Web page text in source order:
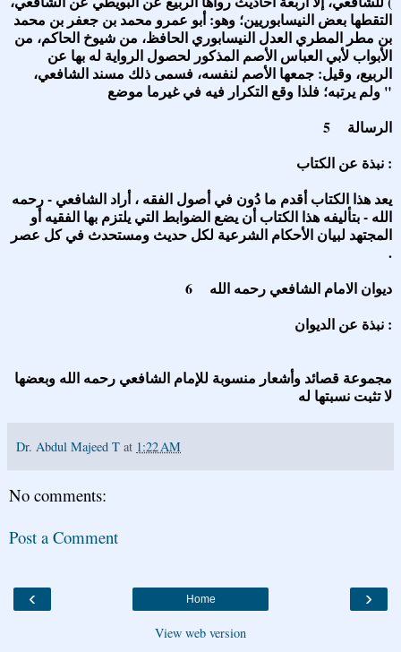
التقطها بعض النيسابوريين؛ وهو: أبو عمرو محمد بن جعفر بن محمد
بن مطر المطري العدل النيسابوري الحافظ، من شيوخ الحاكم، من
الأبواب لأبي العباس الأصم المذكور لحصول الرواية له بها عن
الربيع، وقيل: جمعها الأصم لنفسه، فسمى ذلك مسند الشافعي،
ولم يرتبه؛ فلذا وقع التكرار فيه في غيرما موضع "
5 الرسالة
نبذة عن الكتاب :
يعد هذا الكتاب أقدم ما دُون في أصول الفقه ، أراد الشافعي - رحمه
الله - بتأليفه هذا الكتاب أن يضع الضوابط التي يلتزم بها الفقيه أو
المجتهد لبيان الأحكام الشرعية لكل حديث ومستحدث في كل عصر
.
6 ديوان الامام الشافعي رحمه الله
نبذة عن الديوان :
مجموعة قصائد وأشعار منسوبة للإمام الشافعي رحمه الله وبعضها
لا تثبت نسبتها له
Dr. Abdul Majeed T at 1:22 AM
No comments:
Post a Comment
‹ ›
Home
View web version